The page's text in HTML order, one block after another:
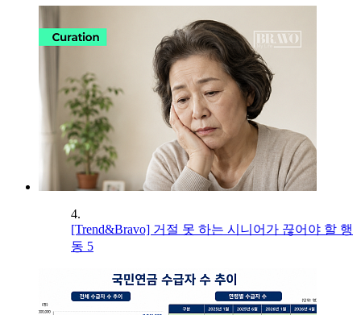
4.
[Trend&Bravo] 거절 못 하는 시니어가 끊어야 할 행
동 5